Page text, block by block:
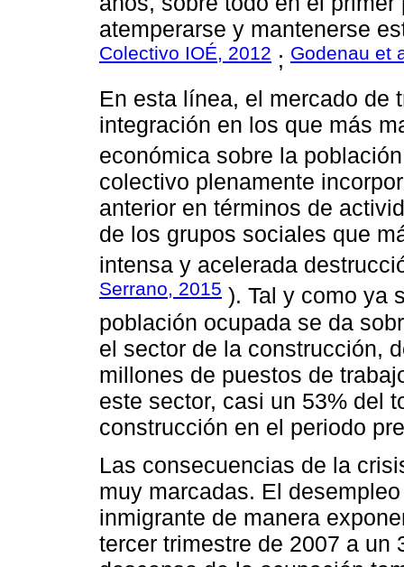
atemperarse y mantenerse
Colectivo IOÉ, 2012 ; Godenau et
En esta línea, el mercado de
integración en los que más
económica sobre la
colectivo plenamente
anterior en términos de
de los grupos sociales que
intensa y acelerada
Serrano, 2015 ). Tal y como ya
población ocupada se da
el sector de la construcción,
millones de puestos de
este sector, casi un 53% del
construcción en el periodo
Las consecuencias de la
muy marcadas. El
inmigrante de manera
tercer trimestre de 2007 a un